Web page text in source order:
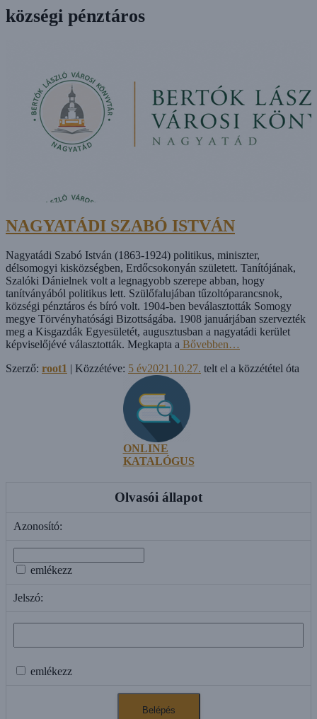
községi pénztáros
NAGYATÁDI SZABÓ ISTVÁN
Nagyatádi Szabó István (1863-1924) politikus, miniszter,
délsomogyi kisközségben, Erdőcsokonyán született. Tanítójának,
Szalóki Dánielnek volt a legnagyobb szerepe abban, hogy
tanítványából politikus lett. Szülőfalujában tűzoltóparancsnok,
községi pénztáros és bíró volt. 1904-ben beválasztották Somogy
megye Törvényhatósági Bizottságába. 1908 januárjában szervezték
meg a Kisgazdák Egyesületét, augusztusban a nagyatádi kerület
képviselőjévé választották. Megkapta a Bővebben…
Szerző: root1 | Közzétéve: 5 év2021.10.27. telt el a közzététel óta
ONLINE
KATALÓGUS
Olvasói állapot
Azonosító:
emlékezz
Jelszó:
emlékezz